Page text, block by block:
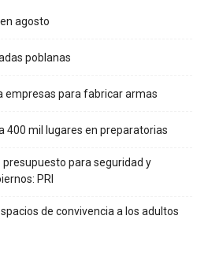
agosto
poblanas
empresas para fabricar armas
400 mil lugares en preparatorias
presupuesto para seguridad y
PRI
de convivencia a los adultos